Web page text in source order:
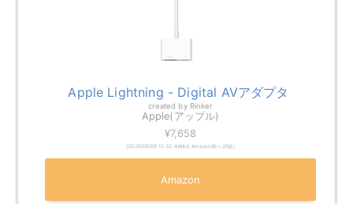
安定した視聴方法の1つが、HDMIケーブルでの直接接続
です。アプリインストールや特別な設定が不要で、接続
するだけですぐに利用できる手軽さが魅力です。